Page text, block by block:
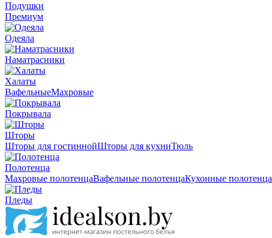
Подушки
Премиум
Одеяла
Наматрасники
Халаты
ВафельныеМахровые
Покрывала
Шторы
Шторы для гостиннойШторы для кухниТюль
Полотенца
Махровые полотенцаВафельные полотенцаКухонные полотенца
Пледы